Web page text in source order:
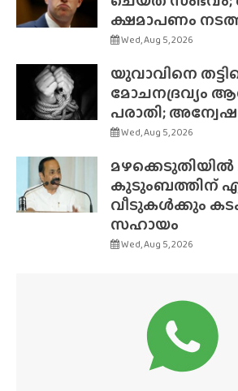
ക്ഷമാപണം
Wed, Aug 5, 2026
യുവാവിനെ
മോചനദ്രവ്യം
പരാതി;
Wed, Aug 5, 2026
മഴക്കെടുതിയിൽ
കുടുംബത്തിന്
വീടുകൾക്കും
സഹായം
Wed, Aug 5, 2026